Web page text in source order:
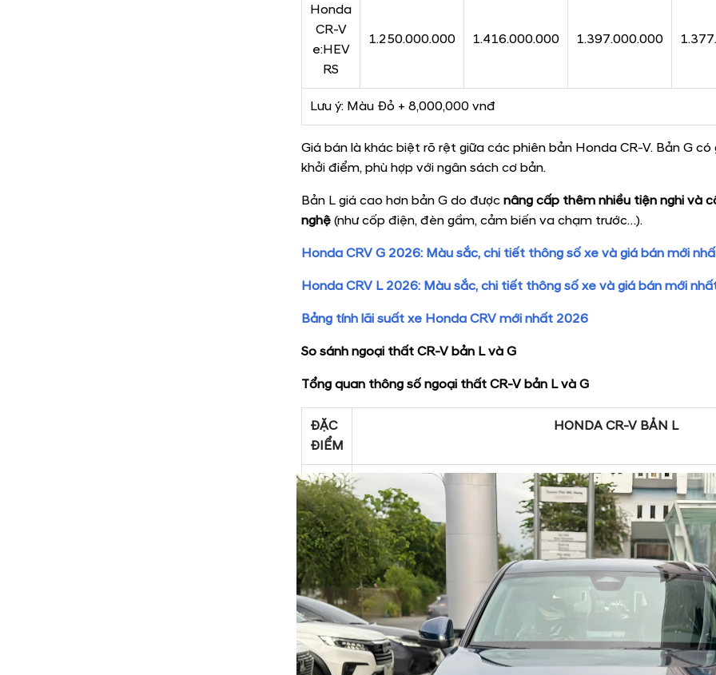
Honda
CR-V
e:HEV
RS
1.250.000.000 1.416.000.000 1.397.000.000
Lưu ý: Màu Đỏ + 8,000,000 vnđ
Giá bán là khác biệt rõ rệt giữa các phiên bản Honda CR-V. Bản G có
khởi điểm, phù hợp với ngân sách cơ bản.
Bản L giá cao hơn bản G do được nâng cấp thêm nhiều tiện nghi và
nghệ (như cốp điện, đèn gầm, cảm biến va chạm trước…).
Honda CRV G 2026: Màu sắc, chi tiết thông số xe và giá bán mới
Honda CRV L 2026: Màu sắc, chi tiết thông số xe và giá bán mới
Bảng tính lãi suất xe Honda CRV mới nhất 2026
So sánh ngoại thất CR-V bản L và G
Tổng quan thông số ngoại thất CR-V bản L và G
ĐẶC
ĐIỂM
HONDA CR-V BẢN L
Hình
ảnh